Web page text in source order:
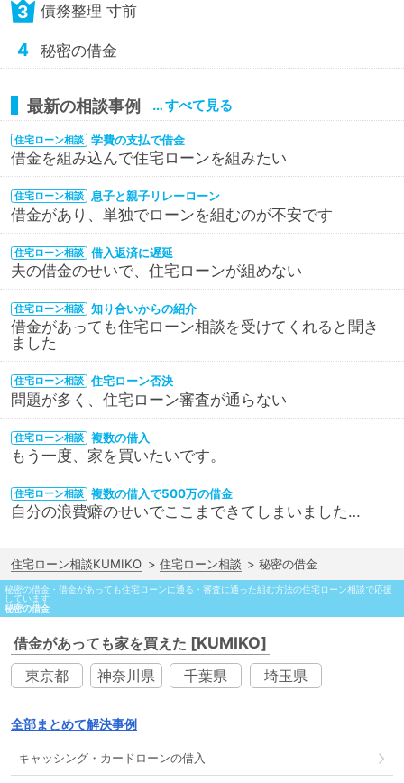
秘密の借金・借金があっても住宅ローンに通る・審査に通った組む方法の住宅ローン相談で応援
しています
秘密の借金
3 債務整理 寸前
4 秘密の借金
最新の相談事例 … すべて見る
住宅ローン相談 学費の支払で借金
借金を組み込んで住宅ローンを組みたい
住宅ローン相談 息子と親子リレーローン
借金があり、単独でローンを組むのが不安です
住宅ローン相談 借入返済に遅延
夫の借金のせいで、住宅ローンが組めない
住宅ローン相談 知り合いからの紹介
借金があっても住宅ローン相談を受けてくれると聞き
ました
住宅ローン相談 住宅ローン否決
問題が多く、住宅ローン審査が通らない
住宅ローン相談 複数の借入
もう一度、家を買いたいです。
住宅ローン相談 複数の借入で500万の借金
自分の浪費癖のせいでここまできてしまいました…
住宅ローン相談KUMIKO 住宅ローン相談 秘密の借金
借金があっても家を買えた [KUMIKO]
東京都 神奈川県 千葉県 埼玉県
全部まとめて解決事例
キャッシング ・ カードローンの借入